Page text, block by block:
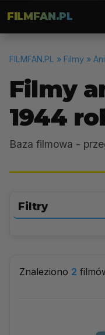
FILMFAN.PL
FILMFAN.PL » Filmy »
Filmy
1944
Baza filmowa -
Filtry
Znaleziono 2